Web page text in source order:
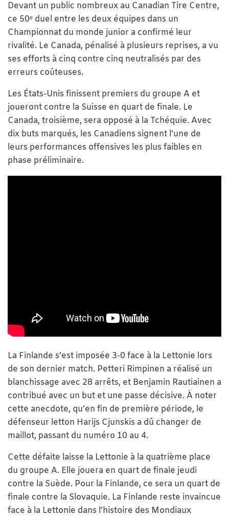
Devant un public nombreux au Canadian Tire Centre,
ce 50ᵉ duel entre les deux équipes dans un
Championnat du monde junior a confirmé leur
rivalité. Le Canada, pénalisé à plusieurs reprises, a vu
ses efforts à cinq contre cinq neutralisés par des
erreurs coûteuses.
Les États-Unis finissent premiers du groupe A et
joueront contre la Suisse en quart de finale. Le
Canada, troisième, sera opposé à la Tchéquie. Avec
dix buts marqués, les Canadiens signent l’une de
leurs performances offensives les plus faibles en
phase préliminaire.
La Finlande s’est imposée 3-0 face à la Lettonie lors
de son dernier match. Petteri Rimpinen a réalisé un
blanchissage avec 28 arrêts, et Benjamin Rautiainen a
contribué avec un but et une passe décisive. À noter
cette anecdote, qu’en fin de première période, le
défenseur letton Harijs Cjunskis a dû changer de
maillot, passant du numéro 10 au 4.
Cette défaite laisse la Lettonie à la quatrième place
du groupe A. Elle jouera en quart de finale jeudi
contre la Suède. Pour la Finlande, ce sera un quart de
finale contre la Slovaquie. La Finlande reste invaincue
face à la Lettonie dans l’histoire des Mondiaux